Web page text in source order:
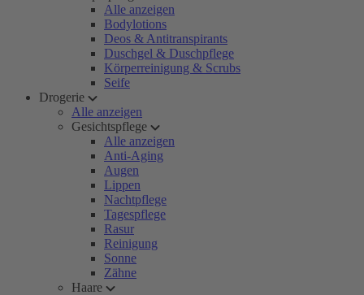
Alle anzeigen
Bodylotions
Deos & Antitranspirants
Duschgel & Duschpflege
Körperreinigung & Scrubs
Seife
Drogerie
Alle anzeigen
Gesichtspflege
Alle anzeigen
Anti-Aging
Augen
Lippen
Nachtpflege
Tagespflege
Rasur
Reinigung
Sonne
Zähne
Haare